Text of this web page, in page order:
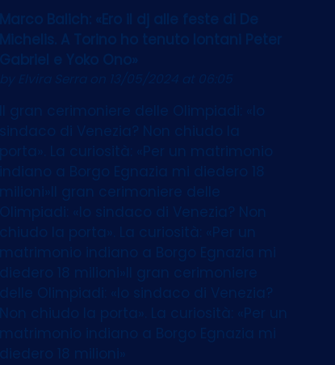
Marco Balich: «Ero il dj alle feste di De
Michelis. A Torino ho tenuto lontani Peter
Gabriel e Yoko Ono»
by Elvira Serra on 13/05/2024 at 06:05
Il gran cerimoniere delle Olimpiadi: «Io
sindaco di Venezia? Non chiudo la
porta». La curiosità: «Per un matrimonio
indiano a Borgo Egnazia mi diedero 18
milioni»Il gran cerimoniere delle
Olimpiadi: «Io sindaco di Venezia? Non
chiudo la porta». La curiosità: «Per un
matrimonio indiano a Borgo Egnazia mi
diedero 18 milioni»Il gran cerimoniere
delle Olimpiadi: «Io sindaco di Venezia?
Non chiudo la porta». La curiosità: «Per un
matrimonio indiano a Borgo Egnazia mi
diedero 18 milioni»